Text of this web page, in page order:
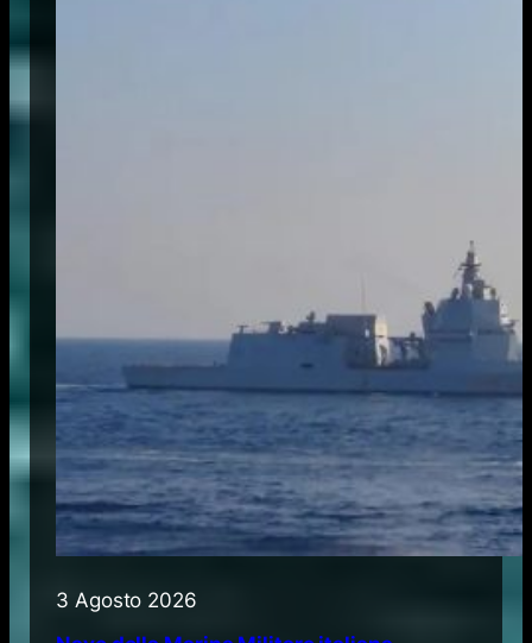
3 Agosto 2026